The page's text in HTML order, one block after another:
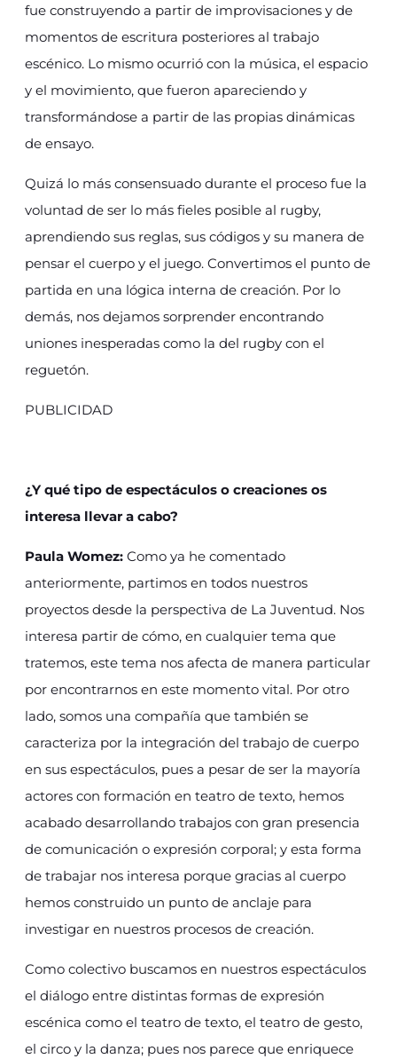
fue construyendo a partir de improvisaciones y de
momentos de escritura posteriores al trabajo
escénico. Lo mismo ocurrió con la música, el espacio
y el movimiento, que fueron apareciendo y
transformándose a partir de las propias dinámicas
de ensayo.
Quizá lo más consensuado durante el proceso fue la
voluntad de ser lo más fieles posible al rugby,
aprendiendo sus reglas, sus códigos y su manera de
pensar el cuerpo y el juego. Convertimos el punto de
partida en una lógica interna de creación. Por lo
demás, nos dejamos sorprender encontrando
uniones inesperadas como la del rugby con el
reguetón.
PUBLICIDAD
¿Y qué tipo de espectáculos o creaciones os
interesa llevar a cabo?
Paula Womez: Como ya he comentado
anteriormente, partimos en todos nuestros
proyectos desde la perspectiva de La Juventud. Nos
interesa partir de cómo, en cualquier tema que
tratemos, este tema nos afecta de manera particular
por encontrarnos en este momento vital. Por otro
lado, somos una compañía que también se
caracteriza por la integración del trabajo de cuerpo
en sus espectáculos, pues a pesar de ser la mayoría
actores con formación en teatro de texto, hemos
acabado desarrollando trabajos con gran presencia
de comunicación o expresión corporal; y esta forma
de trabajar nos interesa porque gracias al cuerpo
hemos construido un punto de anclaje para
investigar en nuestros procesos de creación.
Como colectivo buscamos en nuestros espectáculos
el diálogo entre distintas formas de expresión
escénica como el teatro de texto, el teatro de gesto,
el circo y la danza; pues nos parece que enriquece